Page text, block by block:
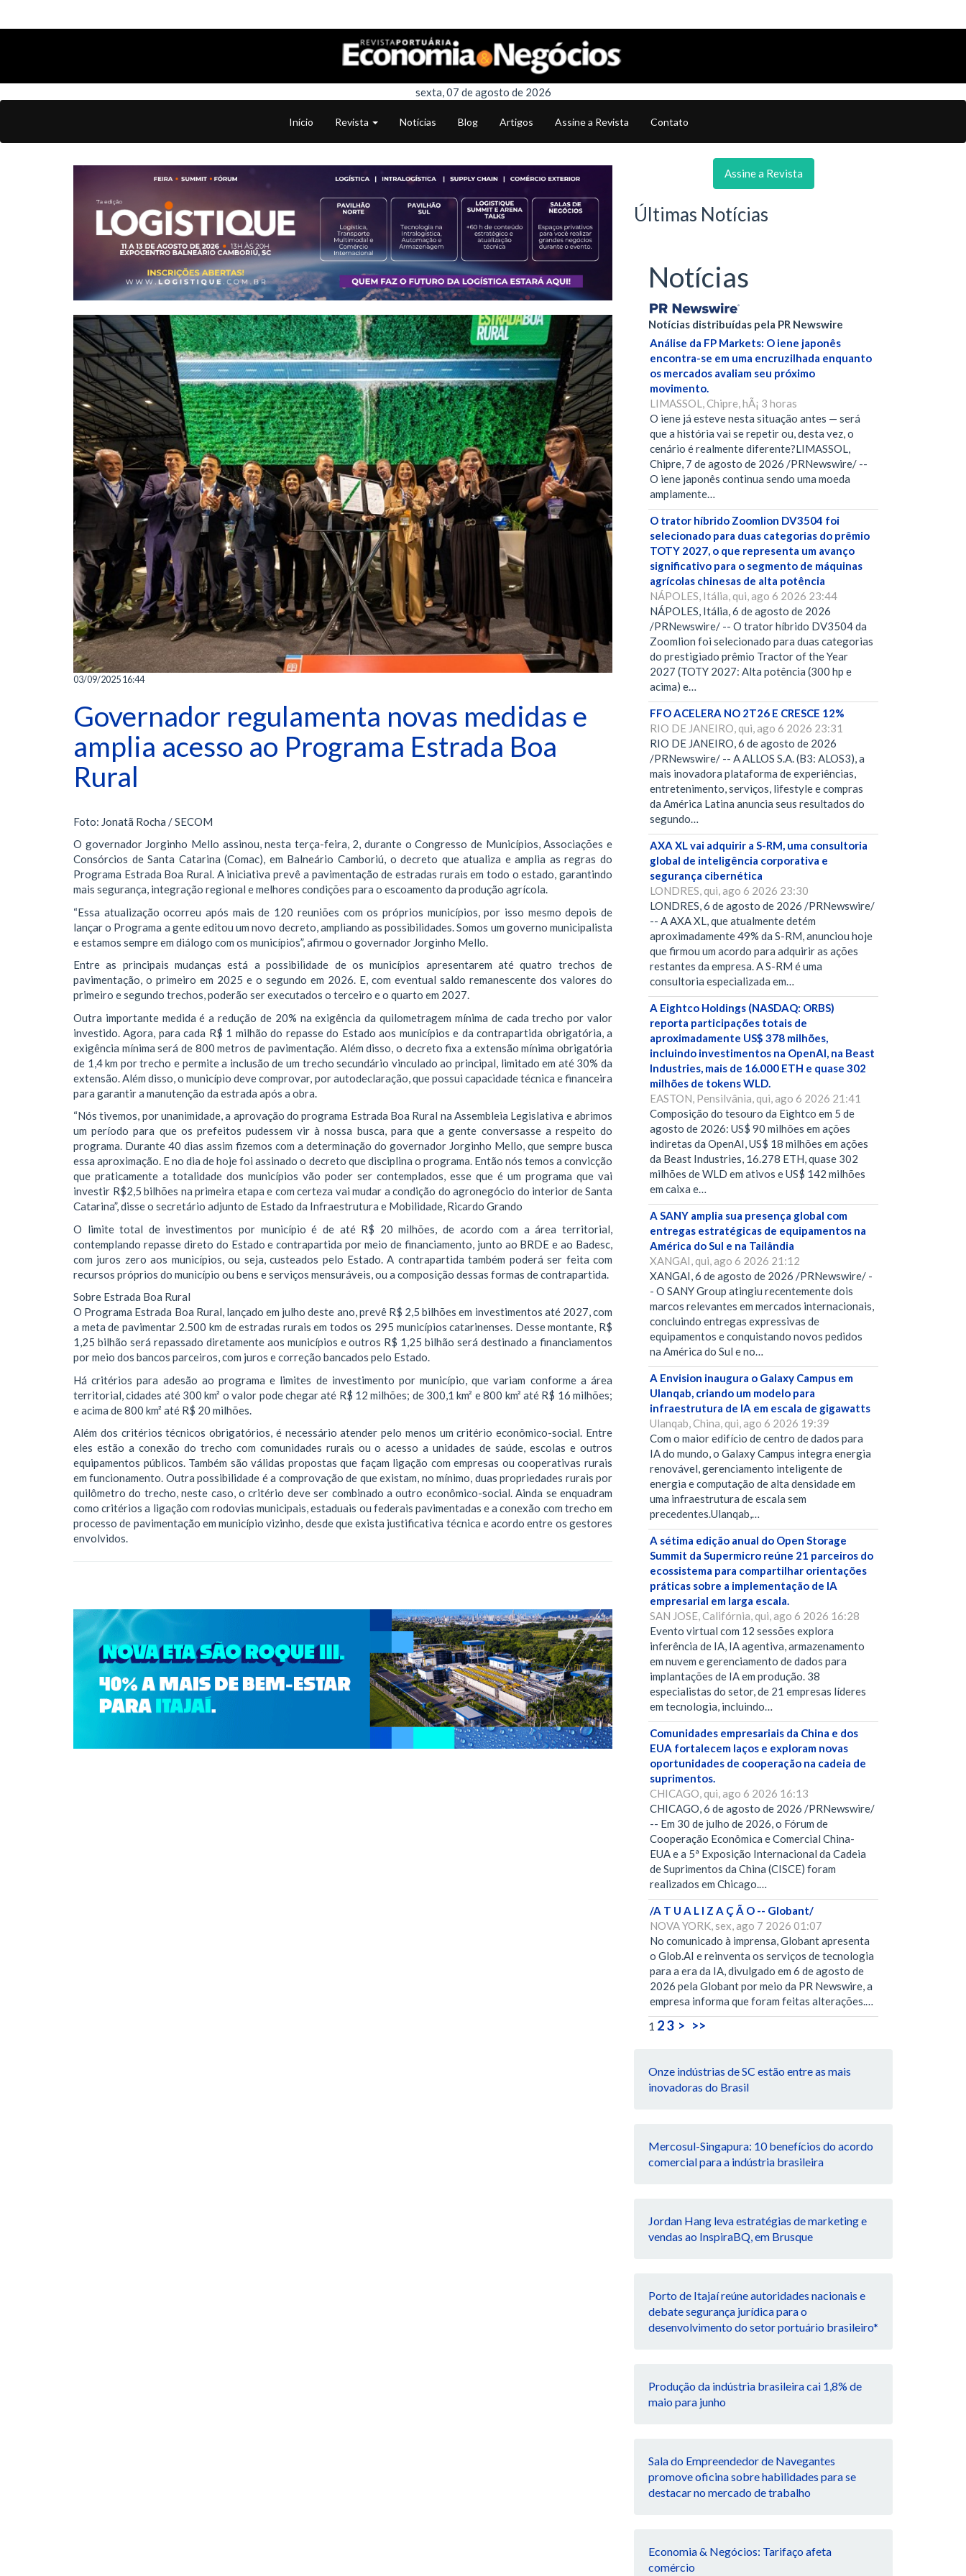
sexta, 07 de agosto de 2026
Início Revista Notícias Blog Artigos Assine a Revista Contato
03/09/2025 16:44
Governador regulamenta novas medidas e
amplia acesso ao Programa Estrada Boa
Rural
Foto: Jonatã Rocha / SECOM
O governador Jorginho Mello assinou, nesta terça-feira, 2, durante o Congresso de Municípios, Associações e
Consórcios de Santa Catarina (Comac), em Balneário Camboriú, o decreto que atualiza e amplia as regras do
Programa Estrada Boa Rural. A iniciativa prevê a pavimentação de estradas rurais em todo o estado, garantindo
mais segurança, integração regional e melhores condições para o escoamento da produção agrícola.
“Essa atualização ocorreu após mais de 120 reuniões com os próprios municípios, por isso mesmo depois de
lançar o Programa a gente editou um novo decreto, ampliando as possibilidades. Somos um governo municipalista
e estamos sempre em diálogo com os municípios”, afirmou o governador Jorginho Mello.
Entre as principais mudanças está a possibilidade de os municípios apresentarem até quatro trechos de
pavimentação, o primeiro em 2025 e o segundo em 2026. E, com eventual saldo remanescente dos valores do
primeiro e segundo trechos, poderão ser executados o terceiro e o quarto em 2027.
Outra importante medida é a redução de 20% na exigência da quilometragem mínima de cada trecho por valor
investido. Agora, para cada R$ 1 milhão do repasse do Estado aos municípios e da contrapartida obrigatória, a
exigência mínima será de 800 metros de pavimentação. Além disso, o decreto fixa a extensão mínima obrigatória
de 1,4 km por trecho e permite a inclusão de um trecho secundário vinculado ao principal, limitado em até 30% da
extensão. Além disso, o município deve comprovar, por autodeclaração, que possui capacidade técnica e financeira
para garantir a manutenção da estrada após a obra.
“Nós tivemos, por unanimidade, a aprovação do programa Estrada Boa Rural na Assembleia Legislativa e abrimos
um período para que os prefeitos pudessem vir à nossa busca, para que a gente conversasse a respeito do
programa. Durante 40 dias assim fizemos com a determinação do governador Jorginho Mello, que sempre busca
essa aproximação. E no dia de hoje foi assinado o decreto que disciplina o programa. Então nós temos a convicção
que praticamente a totalidade dos municípios vão poder ser contemplados, esse que é um programa que vai
investir R$2,5 bilhões na primeira etapa e com certeza vai mudar a condição do agronegócio do interior de Santa
Catarina”, disse o secretário adjunto de Estado da Infraestrutura e Mobilidade, Ricardo Grando
O limite total de investimentos por município é de até R$ 20 milhões, de acordo com a área territorial,
contemplando repasse direto do Estado e contrapartida por meio de financiamento, junto ao BRDE e ao Badesc,
com juros zero aos municípios, ou seja, custeados pelo Estado. A contrapartida também poderá ser feita com
recursos próprios do município ou bens e serviços mensuráveis, ou a composição dessas formas de contrapartida.
Sobre Estrada Boa Rural
O Programa Estrada Boa Rural, lançado em julho deste ano, prevê R$ 2,5 bilhões em investimentos até 2027, com
a meta de pavimentar 2.500 km de estradas rurais em todos os 295 municípios catarinenses. Desse montante, R$
1,25 bilhão será repassado diretamente aos municípios e outros R$ 1,25 bilhão será destinado a financiamentos
por meio dos bancos parceiros, com juros e correção bancados pelo Estado.
Há critérios para adesão ao programa e limites de investimento por município, que variam conforme a área
territorial, cidades até 300 km² o valor pode chegar até R$ 12 milhões; de 300,1 km² e 800 km² até R$ 16 milhões;
e acima de 800 km² até R$ 20 milhões.
Além dos critérios técnicos obrigatórios, é necessário atender pelo menos um critério econômico-social. Entre
eles estão a conexão do trecho com comunidades rurais ou o acesso a unidades de saúde, escolas e outros
equipamentos públicos. Também são válidas propostas que façam ligação com empresas ou cooperativas rurais
em funcionamento. Outra possibilidade é a comprovação de que existam, no mínimo, duas propriedades rurais por
quilômetro do trecho, neste caso, o critério deve ser combinado a outro econômico-social. Ainda se enquadram
como critérios a ligação com rodovias municipais, estaduais ou federais pavimentadas e a conexão com trecho em
processo de pavimentação em município vizinho, desde que exista justificativa técnica e acordo entre os gestores
envolvidos.
Assine a Revista
Últimas Notícias
Notícias
Notícias distribuídas pela PR Newswire
Análise da FP Markets: O iene japonês
encontra-se em uma encruzilhada enquanto
os mercados avaliam seu próximo
movimento.
LIMASSOL, Chipre, hÃ¡ 3 horas
O iene já esteve nesta situação antes — será
que a história vai se repetir ou, desta vez, o
cenário é realmente diferente?LIMASSOL,
Chipre, 7 de agosto de 2026 /PRNewswire/ --
O iene japonês continua sendo uma moeda
amplamente…
O trator híbrido Zoomlion DV3504 foi
selecionado para duas categorias do prêmio
TOTY 2027, o que representa um avanço
significativo para o segmento de máquinas
agrícolas chinesas de alta potência
NÁPOLES, Itália, qui, ago 6 2026 23:44
NÁPOLES, Itália, 6 de agosto de 2026
/PRNewswire/ -- O trator híbrido DV3504 da
Zoomlion foi selecionado para duas categorias
do prestigiado prêmio Tractor of the Year
2027 (TOTY 2027: Alta potência (300 hp e
acima) e…
FFO ACELERA NO 2T26 E CRESCE 12%
RIO DE JANEIRO, qui, ago 6 2026 23:31
RIO DE JANEIRO, 6 de agosto de 2026
/PRNewswire/ -- A ALLOS S.A. (B3: ALOS3), a
mais inovadora plataforma de experiências,
entretenimento, serviços, lifestyle e compras
da América Latina anuncia seus resultados do
segundo…
AXA XL vai adquirir a S-RM, uma consultoria
global de inteligência corporativa e
segurança cibernética
LONDRES, qui, ago 6 2026 23:30
LONDRES, 6 de agosto de 2026 /PRNewswire/
-- A AXA XL, que atualmente detém
aproximadamente 49% da S-RM, anunciou hoje
que firmou um acordo para adquirir as ações
restantes da empresa. A S-RM é uma
consultoria especializada em…
A Eightco Holdings (NASDAQ: ORBS)
reporta participações totais de
aproximadamente US$ 378 milhões,
incluindo investimentos na OpenAI, na Beast
Industries, mais de 16.000 ETH e quase 302
milhões de tokens WLD.
EASTON, Pensilvânia, qui, ago 6 2026 21:41
Composição do tesouro da Eightco em 5 de
agosto de 2026: US$ 90 milhões em ações
indiretas da OpenAI, US$ 18 milhões em ações
da Beast Industries, 16.278 ETH, quase 302
milhões de WLD em ativos e US$ 142 milhões
em caixa e…
A SANY amplia sua presença global com
entregas estratégicas de equipamentos na
América do Sul e na Tailândia
XANGAI, qui, ago 6 2026 21:12
XANGAI, 6 de agosto de 2026 /PRNewswire/ -
- O SANY Group atingiu recentemente dois
marcos relevantes em mercados internacionais,
concluindo entregas expressivas de
equipamentos e conquistando novos pedidos
na América do Sul e no…
A Envision inaugura o Galaxy Campus em
Ulanqab, criando um modelo para
infraestrutura de IA em escala de gigawatts
Ulanqab, China, qui, ago 6 2026 19:39
Com o maior edifício de centro de dados para
IA do mundo, o Galaxy Campus integra energia
renovável, gerenciamento inteligente de
energia e computação de alta densidade em
uma infraestrutura de escala sem
precedentes.Ulanqab,…
A sétima edição anual do Open Storage
Summit da Supermicro reúne 21 parceiros do
ecossistema para compartilhar orientações
práticas sobre a implementação de IA
empresarial em larga escala.
SAN JOSE, Califórnia, qui, ago 6 2026 16:28
Evento virtual com 12 sessões explora
inferência de IA, IA agentiva, armazenamento
em nuvem e gerenciamento de dados para
implantações de IA em produção. 38
especialistas do setor, de 21 empresas líderes
em tecnologia, incluindo…
Comunidades empresariais da China e dos
EUA fortalecem laços e exploram novas
oportunidades de cooperação na cadeia de
suprimentos.
CHICAGO, qui, ago 6 2026 16:13
CHICAGO, 6 de agosto de 2026 /PRNewswire/
-- Em 30 de julho de 2026, o Fórum de
Cooperação Econômica e Comercial China-
EUA e a 5ª Exposição Internacional da Cadeia
de Suprimentos da China (CISCE) foram
realizados em Chicago.…
/A T U A L I Z A Ç Ã O -- Globant/
NOVA YORK, sex, ago 7 2026 01:07
No comunicado à imprensa, Globant apresenta
o Glob.AI e reinventa os serviços de tecnologia
para a era da IA, divulgado em 6 de agosto de
2026 pela Globant por meio da PR Newswire, a
empresa informa que foram feitas alterações.…
1 23 > >>
Onze indústrias de SC estão entre as mais
inovadoras do Brasil
Mercosul-Singapura: 10 benefícios do acordo
comercial para a indústria brasileira
Jordan Hang leva estratégias de marketing e
vendas ao InspiraBQ, em Brusque
Porto de Itajaí reúne autoridades nacionais e
debate segurança jurídica para o
desenvolvimento do setor portuário brasileiro*
Produção da indústria brasileira cai 1,8% de
maio para junho
Sala do Empreendedor de Navegantes
promove oficina sobre habilidades para se
destacar no mercado de trabalho
Economia & Negócios: Tarifaço afeta
comércio